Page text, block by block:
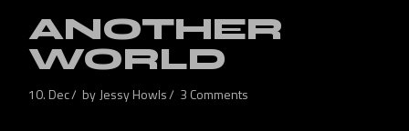
ANOTHER
WORLD
10. Dec by Jessy Howls 3 Comments